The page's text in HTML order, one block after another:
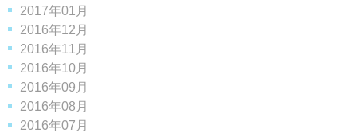
2017年01月
2016年12月
2016年11月
2016年10月
2016年09月
2016年08月
2016年07月